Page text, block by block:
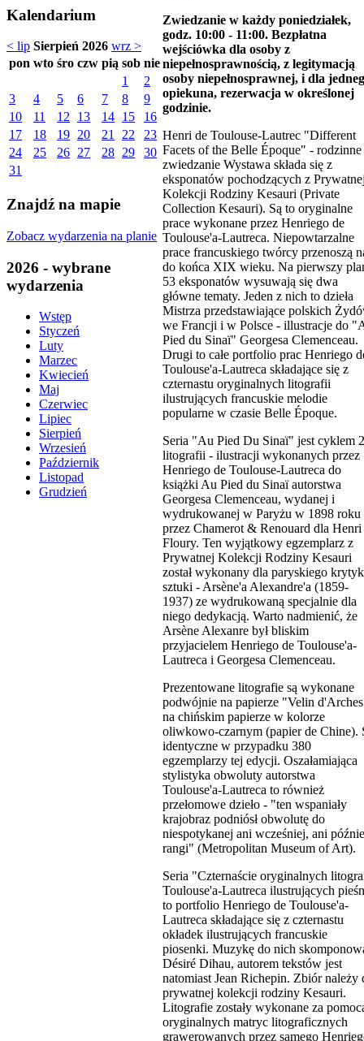
Kalendarium
< lip Sierpień 2026 wrz >
pon wto śro czw pią sob nie
1
2
3
4 5 6 7 8
9
10
11 12 13 14 15
16
17
18 19 20 21 22
23
24
25 26 27 28 29
30
31
Znajdź na mapie
Zobacz wydarzenia na planie
2026 - wybrane
wydarzenia
Wstęp
Styczeń
Luty
Marzec
Kwiecień
Maj
Czerwiec
Lipiec
Sierpień
Wrzesień
Październik
Listopad
Grudzień
Zwiedzanie w każdy poniedziałek,
godz. 10:00 - 11:00. Bezpłatna
wejściówka dla osoby z
niepełnosprawnością, z legitymacją
osoby niepełnosprawnej, i dla
opiekuna, rezerwacja w określonej
godzinie.
Henri de Toulouse-Lautrec "Different
Facets of the Belle Époque" - rodzinne
zwiedzanie Wystawa składa się z
eksponatów pochodzących z
Kolekcji Rodziny Kesauri (Private
Collection Kesauri). Są to oryginalne
prace wykonane przez Henriego de
Toulouse'a-Lautreca. Niepowtarzalne
prace francuskiego twórcy przenoszą
do końca XIX wieku. Na pierwszy
53 eksponatów wysuwają się dwa
główne tematy. Jeden z nich to dzieła
Mistrza przedstawiające polskich
we Francji i w Polsce - illustracje do
Pied du Sinaï" Georgesa Clemenceau.
Drugi to całe portfolio prac Henriego
Toulouse'a-Lautreca składające się z
czternastu oryginalnych litografii
ilustrujących francuskie melodie
popularne w czasie Belle Époque.
Seria "Au Pied Du Sinaï" jest cyklem
litografii - ilustracji wykonanych przez
Henriego de Toulouse-Lautreca do
książki Au Pied du Sinaï autorstwa
Georgesa Clemenceau, wydanej i
wydrukowanej w Paryżu w 1898 roku
przez Chamerot & Renouard dla Henri
Floury. Ten wyjątkowy egzemplarz z
Prywatnej Kolekcji Rodziny Kesauri
został wykonany dla paryskiego
sztuki - Arsène'a Alexandre'a (1859-
1937) ze wydrukowaną specjalnie dla
niego dedykacją. Warto nadmienić, że
Arsène Alexanre był bliskim
przyjacielem Henriego de Toulouse'a-
Lautreca i Georgesa Clemenceau.
Prezentowane litografie są wykonane
podwójnie na papierze "Velin
na chińskim papierze w kolorze
oliwkowo-czarnym (papier de Chine).
identyczne w przypadku 380
egzemplarzy tej edycji. Oszałamiająca
stylistyka obwoluty autorstwa
Toulouse'a-Lautreca to również
przełomowe dzieło - "ten wspaniały
krajobraz podniósł obwolutę do
niespotykanej ani wcześniej, ani
rangi" (Metropolitan Museum of Art).
Seria "Czternaście oryginalnych
Toulouse'a-Lautreca ilustrujących
to portfolio Henriego de Toulouse'a-
Lautreca składające się z czternastu
okładek ilustrujących francuskie
piosenki. Muzykę do nich
Désiré Dihau, autorem tekstów jest
natomiast Jean Richepin. Zbiór należy
prywatnej kolekcji rodziny Kesauri.
Litografie zostały wykonane za
oryginalnych matryc litograficznych
grawerowanych przez samego